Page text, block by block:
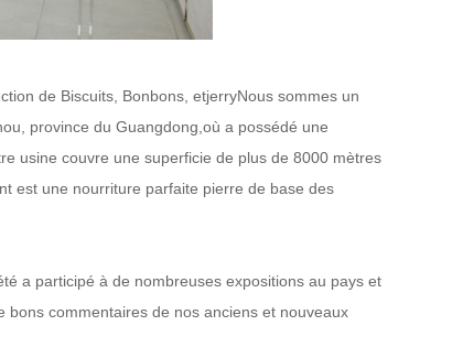
de Biscuits, Bonbons, etjerryNous sommes un
province du Guangdong, où a possédé une
usine couvre une superficie de plus de 8000 mètres
est une nourriture parfaite pierre de base des
a participé à de nombreuses expositions au pays et
commentaires de nos anciens et nouveaux